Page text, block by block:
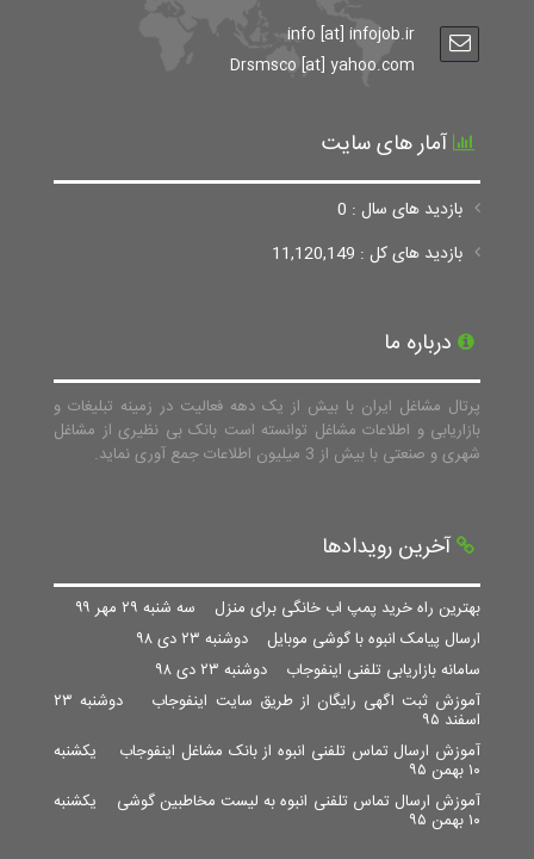
info [at] infojob.ir
Drsmsco [at] yahoo.com
آمار های سایت
بازدید های سال : 0
بازدید های کل : 11,120,149
درباره ما
پرتال مشاغل ایران با بیش از یک دهه فعالیت در زمینه تبلیغات و
بازاریابی و اطلاعات مشاغل توانسته است بانک بی نظیری از مشاغل
شهری و صنعتی با بیش از 3 میلیون اطلاعات جمع آوری نماید.
آخرین رویدادها
بهترین راه خرید پمپ اب خانگی برای منزل سه شنبه ۲۹ مهر ۹۹
ارسال پیامک انبوه با گوشی موبایل دوشنبه ۲۳ دی ۹۸
سامانه بازاریابی تلفنی اینفوجاب دوشنبه ۲۳ دی ۹۸
آموزش ثبت اگهی رایگان از طریق سایت اینفوجاب
دوشنبه ۲۳
اسفند ۹۵
آموزش ارسال تماس تلفنی انبوه از بانک مشاغل اینفوجاب یکشنبه
۱۰ بهمن ۹۵
آموزش ارسال تماس تلفنی انبوه به لیست مخاطبین گوشی یکشنبه
۱۰ بهمن ۹۵